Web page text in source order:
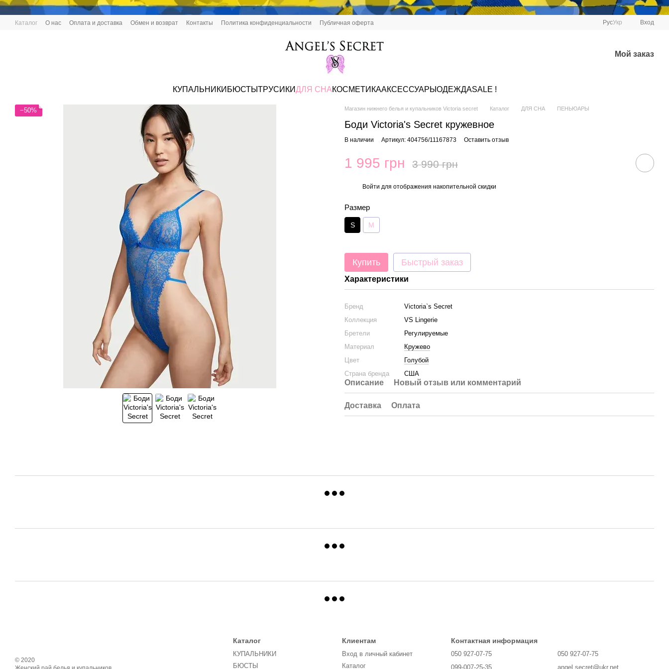
Перейти к основному контенту
Каталог О нас Оплата и доставка Обмен и возврат Контакты Политика конфиденциальности Публичная оферта РусУкр Вход
Мой заказ
КУПАЛЬНИКИ БЮСТЫ ТРУСИКИДЛЯ СНАКОСМЕТИКААКСЕССУАРЫ ОДЕЖДАSALE !
−50% Магазин нижнего белья и купальников Victoria secret Каталог ДЛЯ СНА ПЕНЬЮАРЫ
Боди Victoria's Secret кружевное
В наличии Артикул: 404756/11167873 Оставить отзыв
1 995 грн 3 990 грн
Войти для отображения накопительной скидки
Размер
S M
Купить Быстрый заказ
Характеристики
Бренд
Victoria`s Secret
Коллекция
VS Lingerie
Бретели
Регулируемые
Материал
Кружево
Цвет
Голубой
Страна бренда
США
Описание Новый отзыв или комментарий
Доставка Оплата
© 2020
Каталог
КУПАЛЬНИКИ
БЮСТЫ
Клиентам
Вход в личный кабинет
Каталог
Контактная информация
050 927-07-75
099-007-25-35
050 927-07-75
angel.secret@ukr.net